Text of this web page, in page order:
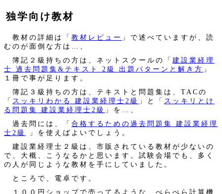
独学向け教材
教材の詳細は「 教材レビュー 」で述べていますが、読
むのが面倒な方は…、
簿記２級持ちの方は、ネットスクールの「 建設業経理
士 過去問題集&テキスト 2級 出題パターンと解き方 」
１冊で事が足ります。
簿記３級持ちの方は、テキストと問題集は、TACの
「 スッキリわかる 建設業経理士2級 」と「 スッキリとけ
る問題集 建設業経理士2級
」を…、
過去問には、「 合格するための過去問題集 建設業経理
士2級
」を使えばよいでしょう。
建設業経理士２級は、市販されている教材が少ないの
で、大概、こうなるかと思います。試験会場でも、多く
の人が同じような教材を手にしていました。
ところで、電卓です。
１００円ショップで売ってるような、ぺらぺら計算機